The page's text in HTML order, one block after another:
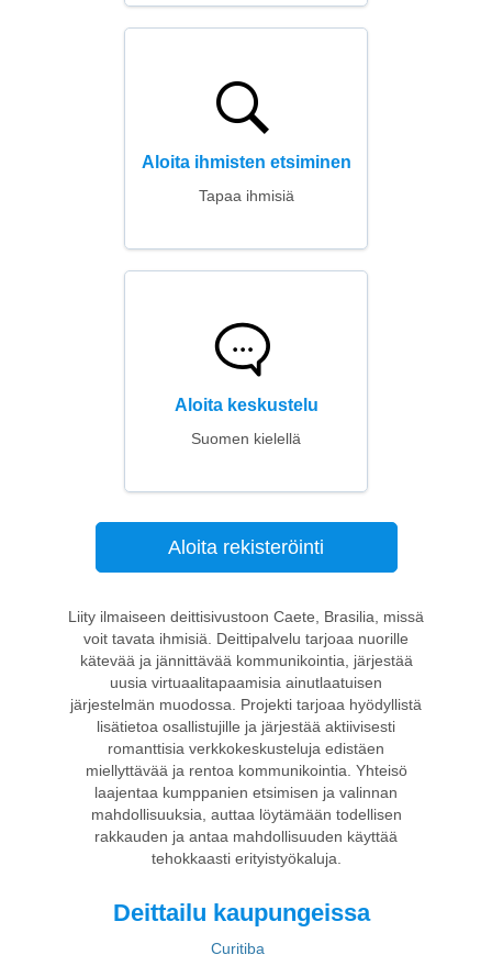
Aloita ihmisten etsiminen
Tapaa ihmisiä
Aloita keskustelu
Suomen kielellä
Aloita rekisteröinti
Liity ilmaiseen deittisivustoon Caete, Brasilia, missä
voit tavata ihmisiä. Deittipalvelu tarjoaa nuorille
kätevää ja jännittävää kommunikointia, järjestää
uusia virtuaalitapaamisia ainutlaatuisen
järjestelmän muodossa. Projekti tarjoaa hyödyllistä
lisätietoa osallistujille ja järjestää aktiivisesti
romanttisia verkkokeskusteluja edistäen
miellyttävää ja rentoa kommunikointia. Yhteisö
laajentaa kumppanien etsimisen ja valinnan
mahdollisuuksia, auttaa löytämään todellisen
rakkauden ja antaa mahdollisuuden käyttää
tehokkaasti erityistyökaluja.
Deittailu kaupungeissa
Curitiba